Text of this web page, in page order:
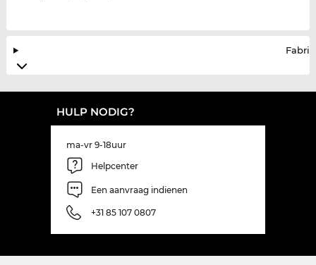
HULP NODIG?
ma-vr 9-18uur
Helpcenter
Een aanvraag indienen
+31 85 107 0807